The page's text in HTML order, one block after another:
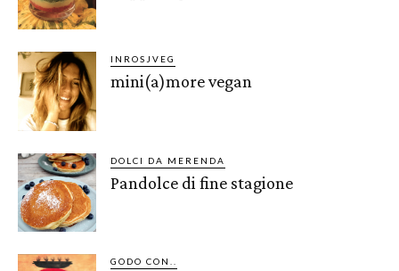
INROSJVEG
mini(a)more vegan
DOLCI DA MERENDA
Pandolce di fine stagione
GODO CON..